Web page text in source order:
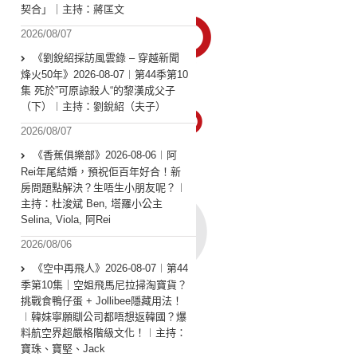
契合」｜主持：蔣匡文
2026/08/07
《劉銳紹採訪風雲錄 – 穿越新聞
烽火50年》2026-08-07︱第44季第10
集 死於”可原諒殺人“的黎漢成父子
（下）︱主持：劉銳紹（夫子）
2026/08/07
《香蕉俱樂部》2026-08-06︱阿
Rei年尾結婚，預祝佢百年好合！新
房問題點解決？生唔生小朋友呢？︱
主持：杜浚斌 Ben, 塔羅小公主
Selina, Viola, 阿Rei
2026/08/06
《空中再飛人》2026-08-07︱第44
季第10集｜空姐飛馬尼拉掃淘寶貨？
挑戰食鴨仔蛋 + Jollibee隱藏用法！
︱韓妹寧願瞓公司都唔想返韓國？爆
料航空界超嚴格階級文化！︱主持：
寶珠、寶堅、Jack